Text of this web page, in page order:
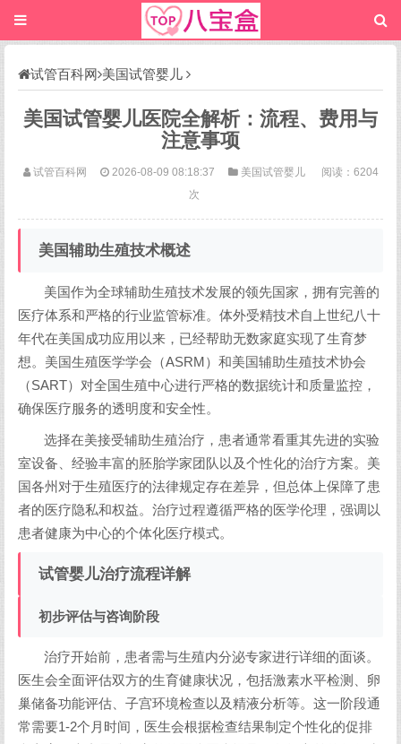
试管百科网 美国试管婴儿
美国试管婴儿医院全解析：流程、费用与
注意事项
试管百科网 2026-08-09 08:18:37 美国试管婴儿
阅读：6204
次
美国辅助生殖技术概述
美国作为全球辅助生殖技术发展的领先国家，拥有完善的
医疗体系和严格的行业监管标准。体外受精技术自上世纪八十
年代在美国成功应用以来，已经帮助无数家庭实现了生育梦
想。美国生殖医学学会（ASRM）和美国辅助生殖技术协会
（SART）对全国生殖中心进行严格的数据统计和质量监控，
确保医疗服务的透明度和安全性。
选择在美接受辅助生殖治疗，患者通常看重其先进的实验
室设备、经验丰富的胚胎学家团队以及个性化的治疗方案。美
国各州对于生殖医疗的法律规定存在差异，但总体上保障了患
者的医疗隐私和权益。治疗过程遵循严格的医学伦理，强调以
患者健康为中心的个体化医疗模式。
试管婴儿治疗流程详解
初步评估与咨询阶段
治疗开始前，患者需与生殖内分泌专家进行详细的面谈。
医生会全面评估双方的生育健康状况，包括激素水平检测、卵
巢储备功能评估、子宫环境检查以及精液分析等。这一阶段通
常需要1-2个月时间，医生会根据检查结果制定个性化的促排